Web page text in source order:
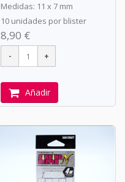
Medidas: 11 x 7 mm
10 unidades por blister
8,90 €
Añadir